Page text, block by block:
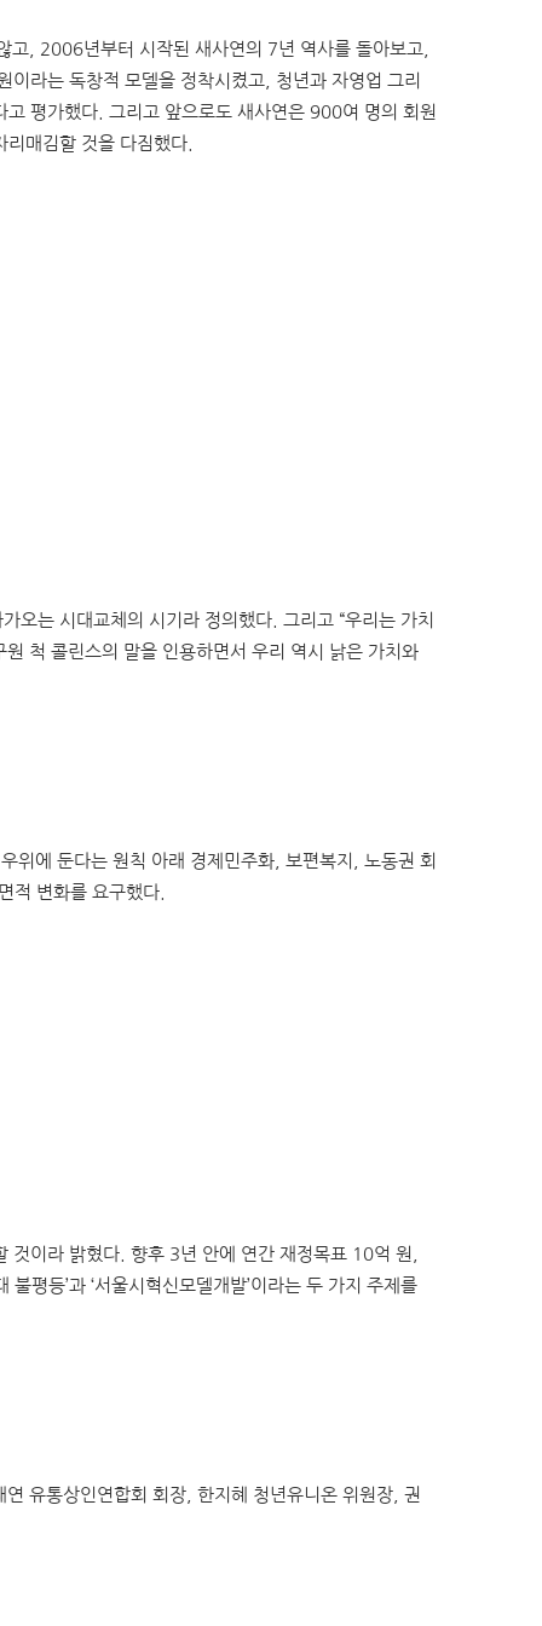
고, 2006년부터 시작된 새사연의 7년 역사를 돌아보고,
라는 독창적 모델을 정착시켰고, 청년과 자영업 그리
평가했다. 그리고 앞으로도 새사연은 900여 명의 회원
매김할 것을 다짐했다.
오는 시대교체의 시기라 정의했다. 그리고 “우리는 가치
척 콜린스의 말을 인용하면서 우리 역시 낡은 가치와
위에 둔다는 원칙 아래 경제민주화, 보편복지, 노동권 회
적 변화를 요구했다.
것이라 밝혔다. 향후 3년 안에 연간 재정목표 10억 원,
평등’과 ‘서울시혁신모델개발’이라는 두 가지 주제를
유통상인연합회 회장, 한지혜 청년유니온 위원장, 권